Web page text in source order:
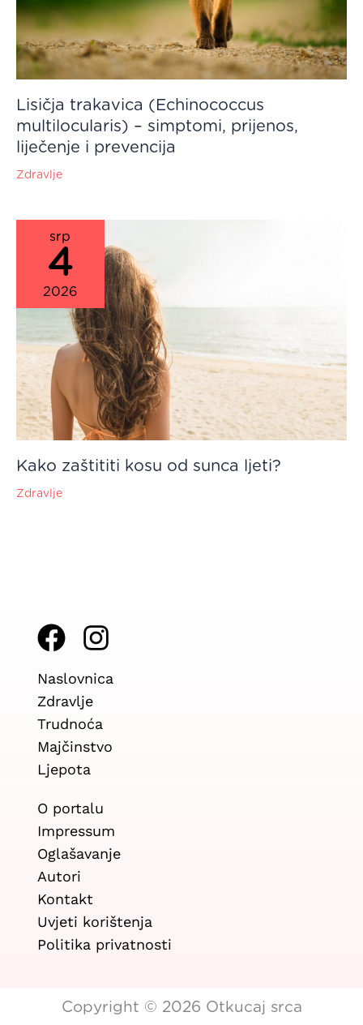
Lisičja trakavica (Echinococcus
multilocularis) – simptomi, prijenos,
liječenje i prevencija
Zdravlje
srp
4
2026
Kako zaštititi kosu od sunca ljeti?
Zdravlje
F
a
c
e
b
o
o
k
I
n
s
t
a
r
a
m
Naslovnica
Zdravlje
Trudnoća
Majčinstvo
Ljepota
O portalu
Impressum
Oglašavanje
Autori
Kontakt
Uvjeti korištenja
Politika privatnosti
Copyright © 2026 Otkucaj srca